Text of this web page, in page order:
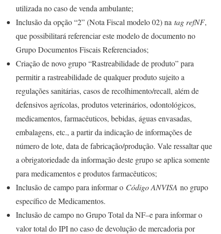
utilizada no caso de venda ambulante;
Inclusão da opção “2” (Nota Fiscal modelo 02) na tag refNF,
que possibilitará referenciar este modelo de documento no
Grupo Documentos Fiscais Referenciados;
Criação de novo grupo “Rastreabilidade de produto” para
permitir a rastreabilidade de qualquer produto sujeito a
regulações sanitárias, casos de recolhimento/recall, além de
defensivos agrícolas, produtos veterinários, odontológicos,
medicamentos, farmacêuticos, bebidas, águas envasadas,
embalagens, etc., a partir da indicação de informações de
número de lote, data de fabricação/produção. Vale ressaltar que
a obrigatoriedade da informação deste grupo se aplica somente
para medicamentos e produtos farmacêuticos;
Inclusão de campo para informar o Código ANVISA no grupo
específico de Medicamentos.
Inclusão de campo no Grupo Total da NF–e para informar o
valor total do IPI no caso de devolução de mercadoria por